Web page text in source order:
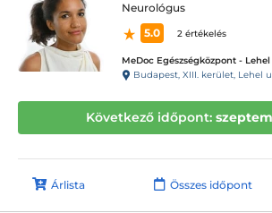
Neurológus
5.0
2 értékelés
MeDoc Egészségközpont - Lehel
Budapest, XIII. kerület, Lehel
Következő időpont:
Árlista Összes időpont